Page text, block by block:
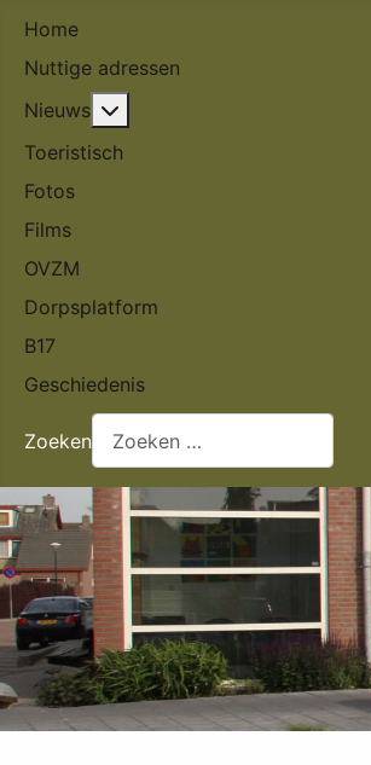
Home
Nuttige adressen
Nieuws
Toeristisch
Fotos
Films
OVZM
Dorpsplatform
B17
Geschiedenis
Zoeken